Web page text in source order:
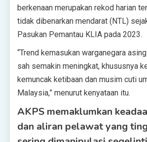
berkenaan merupakan rekod harian
tidak dibenarkan mendarat (NTL)
Pasukan Pemantau KLIA pada 2023.
“Trend kemasukan warganegara
sah semakin meningkat, khususnya
kemuncak ketibaan dan musim cuti
Malaysia,” menurut kenyataan itu.
AKPS memaklumkan
dan aliran pelawat yang